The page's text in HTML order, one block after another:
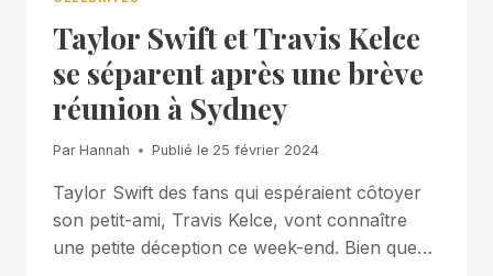
Taylor Swift et Travis Kelce
se séparent après une brève
réunion à Sydney
Par Hannah Publié le 25 février 2024
Taylor Swift des fans qui espéraient côtoyer
son petit-ami, Travis Kelce, vont connaître
une petite déception ce week-end. Bien que…